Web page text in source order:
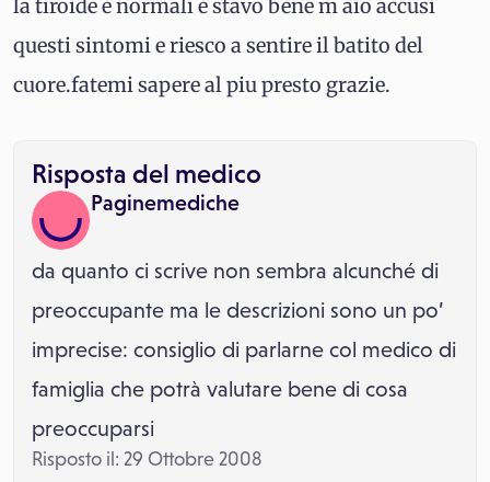
la tiroide e normali e stavo bene m aio accusi
questi sintomi e riesco a sentire il batito del
cuore.fatemi sapere al piu presto grazie.
Risposta del medico
Paginemediche
da quanto ci scrive non sembra alcunché di
preoccupante ma le descrizioni sono un po’
imprecise: consiglio di parlarne col medico di
famiglia che potrà valutare bene di cosa
preoccuparsi
Risposto il: 29 Ottobre 2008